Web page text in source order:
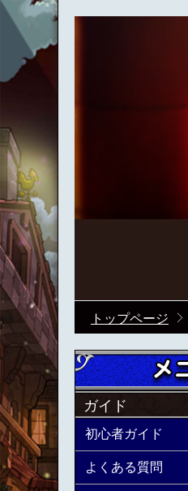
トップページ
ガイド
初心者ガイド
よくある質問